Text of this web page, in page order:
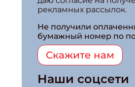
рекламных рассылок.
Не получили
бумажный номер по
Скажите нам
Наши соцсети